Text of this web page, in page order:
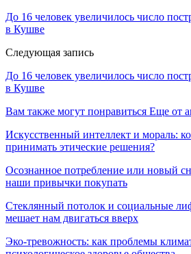
До 16 человек увеличилось число
в Кушве
Следующая запись
До 16 человек увеличилось число
в Кушве
Вам также могут понравиться Еще от
Искусственный интеллект и мораль:
принимать этические решения?
Осознанное потребление или новый
наши привычки покупать
Стеклянный потолок и социальные
мешает нам двигаться вверх
Эко-тревожность: как проблемы